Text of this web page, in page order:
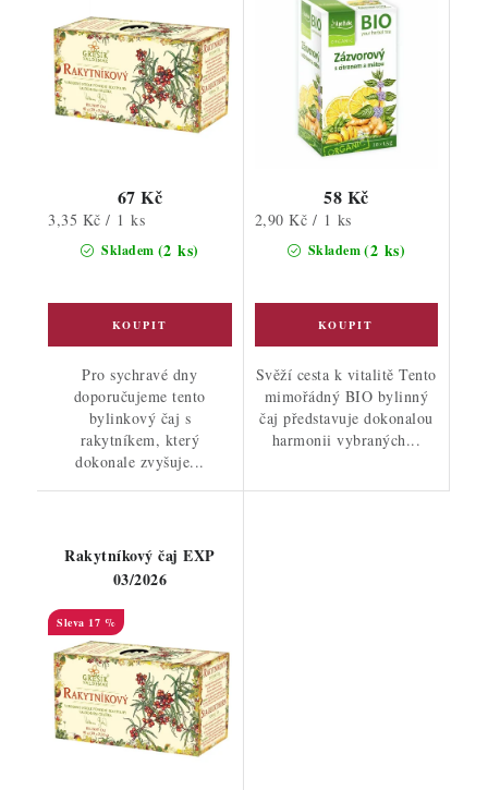
Skladem (2 ks)
67 Kč
Měrná
3,35 Kč / 1 ks
Pro sychravé dny
doporučujeme tento
bylinkový čaj s
rakytníkem, který
dokonale zvyšuje...
Skladem(2 ks)
58 Kč
Měrná
2,90 Kč / 1 ks
Svěží cesta k vitalitě Tento
mimořádný BIO bylinný
čaj představuje dokonalou
harmonii vybraných...
Rakytníkový čaj EXP
03/2026
17 %